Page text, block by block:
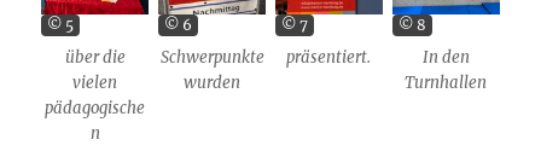
© 5
über die
vielen
pädagogische
n
© 6
Schwerpunkte
wurden
© 7
präsentiert.
© 8
In den
Turnhallen